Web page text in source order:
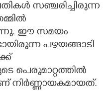
സഞ്ചരിച്ചിരുന്ന
ഈ സമയം
പഴയങ്ങാടി
പെരുമാറ്റത്തിൽ
നിർണ്ണായകമായത്.